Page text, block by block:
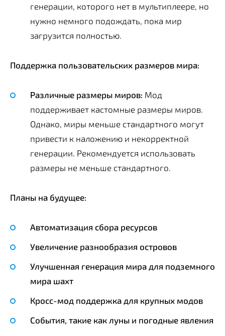
генерации, которого нет в мультиплеере, но
нужно немного подождать, пока мир
загрузится полностью.
Поддержка пользовательских размеров мира:
Различные размеры миров: Мод
поддерживает кастомные размеры миров.
Однако, миры меньше стандартного могут
привести к наложению и некорректной
генерации. Рекомендуется использовать
размеры не меньше стандартного.
Планы на будущее:
Автоматизация сбора ресурсов
Увеличение разнообразия островов
Улучшенная генерация мира для подземного
мира шахт
Кросс-мод поддержка для крупных модов
События, такие как луны и погодные явления